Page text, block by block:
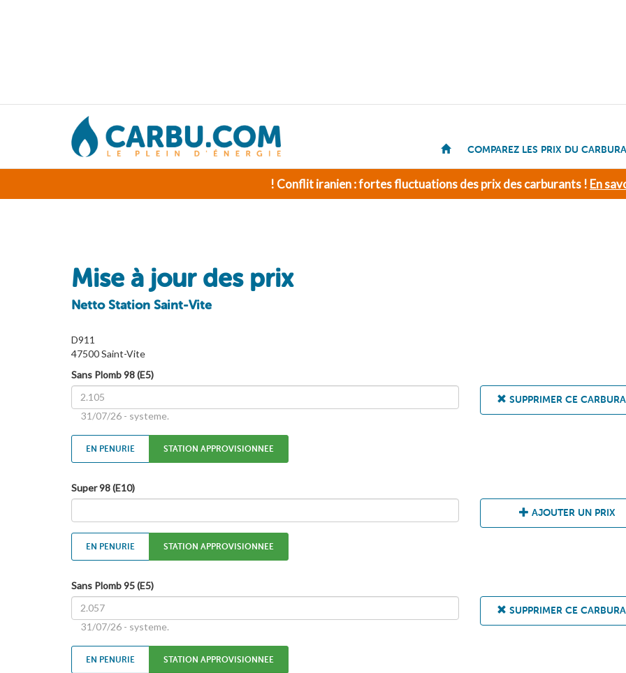
COMPAREZ LES PRIX DU
! Conflit iranien : fortes fluctuations des prix des carburants ! En
Mise à jour des prix
Netto Station Saint-Vite
D911
47500 Saint-Vite
Sans Plomb 98 (E5)
31/07/26 - systeme.
SUPPRIMER CE
EN PENURIE STATION APPROVISIONNEE
Super 98 (E10)
AJOUTER UN PRIX
EN PENURIE STATION APPROVISIONNEE
Sans Plomb 95 (E5)
31/07/26 - systeme.
SUPPRIMER CE
EN PENURIE STATION APPROVISIONNEE